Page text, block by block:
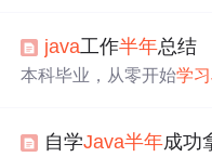
的重要性，帮助新手小白
java工作半年总结
本科毕业，从零开始学习
复用和抽象，激发深入
自学Java半年成功